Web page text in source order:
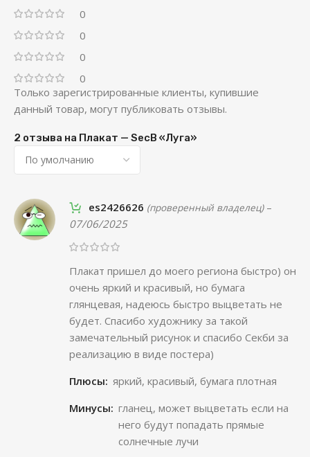
0
0
0
0
2 отзыва на Плакат — SecB «Луга»
es2426626 (проверенный владелец) –
07/06/2025
Плакат пришел до моего региона быстро) он
очень яркий и красивый, но бумага
глянцевая, надеюсь быстро выцветать не
будет. Спасибо художнику за такой
замечательный рисунок и спасибо Секби за
реализацию в виде постера)
Плюсы: яркий, красивый, бумага плотная
Минусы: гланец, может выцветать если на
него будут попадать прямые
солнечные лучи
Только зарегистрированные клиенты, купившие
данный товар, могут публиковать отзывы.